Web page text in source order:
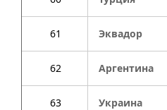
61 Эквадор
62 Аргентина
63 Украина